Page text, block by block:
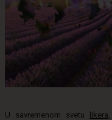
U savremenom svetu likera